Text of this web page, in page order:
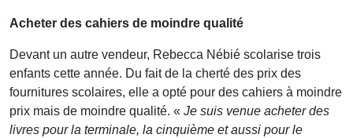
Acheter des cahiers de moindre qualité
Devant un autre vendeur, Rebecca Nébié scolarise trois
enfants cette année. Du fait de la cherté des prix des
fournitures scolaires, elle a opté pour des cahiers à moindre
prix mais de moindre qualité. « Je suis venue acheter des
livres pour la terminale, la cinquième et aussi pour le